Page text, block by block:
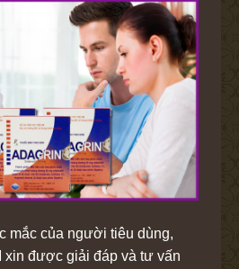
mắc của người tiêu dùng,
xin được giải đáp và tư vấn